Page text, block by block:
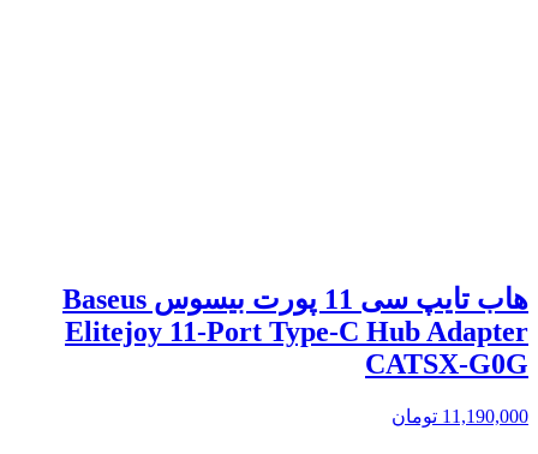
هاب تایپ سی 11 پورت بیسوس Baseus
Elitejoy 11-Port Type-C Hub Adapter
CATSX-G0G
11,190,000 تومان